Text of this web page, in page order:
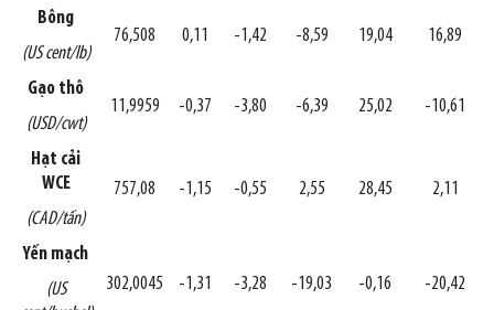
Bông
(US cent/lb)
76,508 0,11 -1,42 -8,59 19,04 16,89
Gạo thô
(USD/cwt)
11,9959 -0,37 -3,80 -6,39 25,02 -10,61
Hạt cải
WCE
(CAD/tấn)
757,08 -1,15 -0,55 2,55 28,45 2,11
Yến mạch
(US
302,0045 -1,31 -3,28 -19,03 -0,16 -20,42